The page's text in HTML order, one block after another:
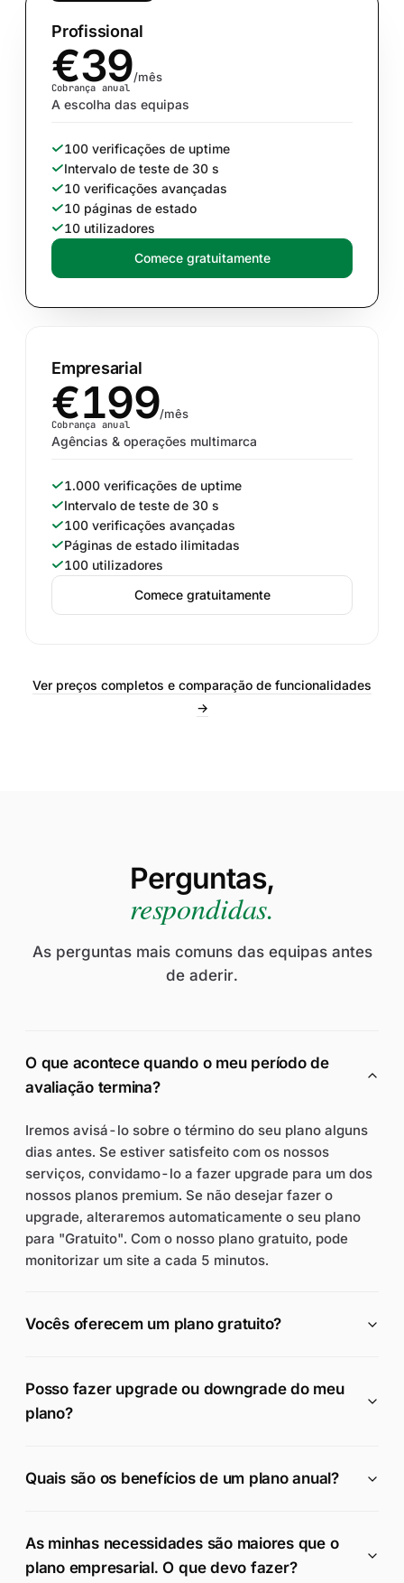
Profissional
€39/mês
Cobrança anual
A escolha das equipas
100 verificações de uptime
Intervalo de teste de 30 s
10 verificações avançadas
10 páginas de estado
10 utilizadores
Comece gratuitamente
Empresarial
€199/mês
Cobrança anual
Agências & operações multimarca
1.000 verificações de uptime
Intervalo de teste de 30 s
100 verificações avançadas
Páginas de estado ilimitadas
100 utilizadores
Comece gratuitamente
Ver preços completos e comparação de funcionalidades
→
Perguntas,
respondidas.
As perguntas mais comuns das equipas antes
de aderir.
O que acontece quando o meu período de
avaliação termina?
Iremos avisá-lo sobre o término do seu plano alguns
dias antes. Se estiver satisfeito com os nossos
serviços, convidamo-lo a fazer upgrade para um dos
nossos planos premium. Se não desejar fazer o
upgrade, alteraremos automaticamente o seu plano
para "Gratuito". Com o nosso plano gratuito, pode
monitorizar um site a cada 5 minutos.
Vocês oferecem um plano gratuito?
Posso fazer upgrade ou downgrade do meu
plano?
Quais são os benefícios de um plano anual?
As minhas necessidades são maiores que o
plano empresarial. O que devo fazer?